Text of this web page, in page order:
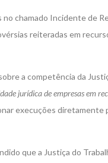
chamado Incidente de
reiteradas em
a competência da
jurídica de empresas em
execuções diretamente
que a Justiça do